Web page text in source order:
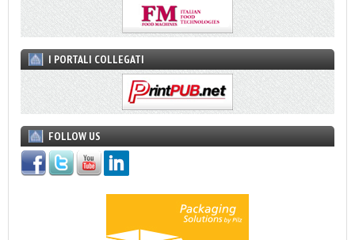
I PORTALI COLLEGATI
FOLLOW US